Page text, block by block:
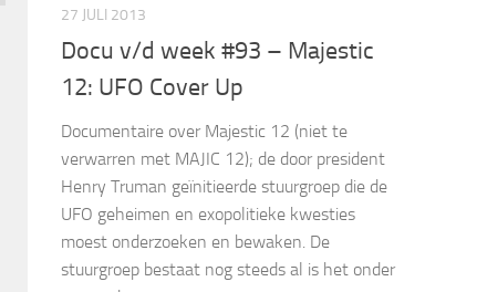
27 JULI 2013
Docu v/d week #93 – Majestic
12: UFO Cover Up
Documentaire over Majestic 12 (niet te
verwarren met MAJIC 12); de door president
Henry Truman geïnitieerde stuurgroep die de
UFO geheimen en exopolitieke kwesties
moest onderzoeken en bewaken. De
stuurgroep bestaat nog steeds al is het onder